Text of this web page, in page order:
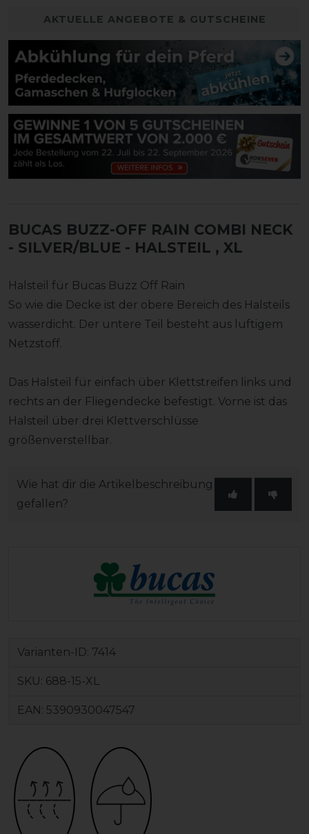
AKTUELLE ANGEBOTE & GUTSCHEINE
BUCAS BUZZ-OFF RAIN COMBI NECK
- SILVER/BLUE - HALSTEIL , XL
Halsteil für Bucas Buzz Off Rain
So wie die Decke ist der obere Bereich des Halsteils
wasserdicht. Der untere Teil besteht aus luftigem
Netzstoff.
Das Halsteil für einfach über Klettstreifen links und
rechts an der Fliegendecke befestigt. Vorne ist das
Halsteil über drei Klettverschlüsse
größenverstellbar.
Wie hat dir die Artikelbeschreibung
gefallen?
Varianten-ID: 7414
SKU: 688-15-XL
EAN: 5390930047547